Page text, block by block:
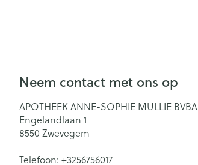
Neem contact met ons op
APOTHEEK ANNE-SOPHIE MULLIE BVBA
Engelandlaan 1
8550 Zwevegem
Telefoon: +3256756017